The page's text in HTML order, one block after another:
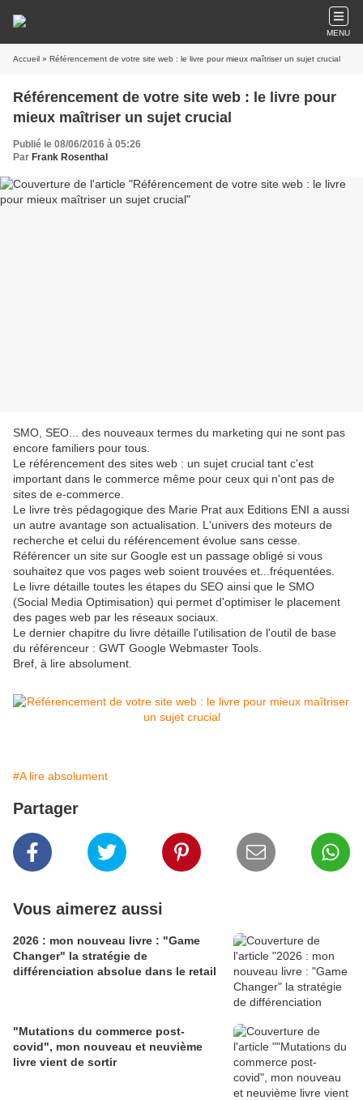
MENU
Accueil » Référencement de votre site web : le livre pour mieux maîtriser un sujet crucial
Référencement de votre site web : le livre pour
mieux maîtriser un sujet crucial
Publié le 08/06/2016 à 05:26
Par Frank Rosenthal
SMO, SEO... des nouveaux termes du marketing qui ne sont pas
encore familiers pour tous.
Le référencement des sites web : un sujet crucial tant c'est
important dans le commerce même pour ceux qui n'ont pas de
sites de e-commerce.
Le livre très pédagogique des Marie Prat aux Editions ENI a aussi
un autre avantage son actualisation. L'univers des moteurs de
recherche et celui du référencement évolue sans cesse.
Référencer un site sur Google est un passage obligé si vous
souhaitez que vos pages web soient trouvées et...fréquentées.
Le livre détaille toutes les étapes du SEO ainsi que le SMO
(Social Media Optimisation) qui permet d'optimiser le placement
des pages web par les réseaux sociaux.
Le dernier chapitre du livre détaille l'utilisation de l'outil de base
du référenceur : GWT Google Webmaster Tools.
Bref, à lire absolument.
#A lire absolument
Partager
Vous aimerez aussi
2026 : mon nouveau livre : "Game
Changer" la stratégie de
différenciation absolue dans le retail
"Mutations du commerce post-
covid", mon nouveau et neuvième
livre vient de sortir